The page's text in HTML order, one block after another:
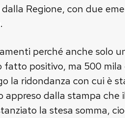
Regione, con due
perché anche solo
fatto positivo, ma 500
la ridondanza con cui è
appreso dalla stampa
la stesa somma,